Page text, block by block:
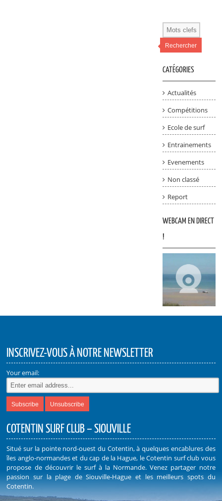
Rechercher
CATÉGORIES
Actualités
Compétitions
Ecole de surf
Entrainements
Evenements
Non classé
Report
WEBCAM EN DIRECT
!
INSCRIVEZ-VOUS À NOTRE NEWSLETTER
Your email:
COTENTIN SURF CLUB – SIOUVILLE
Situé sur la pointe nord-ouest du Cotentin, à quelques encablures des
îles anglo-normandes et du cap de la Hague, le Cotentin surf club vous
propose de découvrir le surf à la Normande. Venez partager notre
passion sur la plage de Siouville-Hague et les meilleurs spots du
Cotentin.